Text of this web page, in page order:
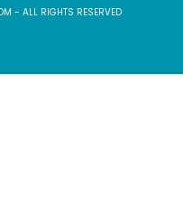
- ALL RIGHTS RESERVED